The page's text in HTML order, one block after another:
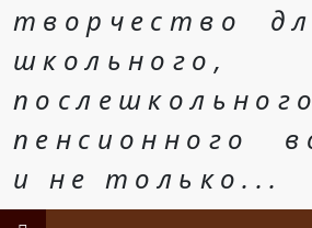
творчество
школьного,
пенсионного
и не только...